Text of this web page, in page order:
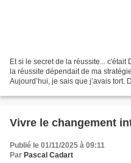
Et si le secret de la réussite... c'était
la réussite dépendait de ma
Aujourd’hui, je sais que j’avais tort.
Vivre le changement
Publié le 01/11/2025 à 09:11
Par Pascal Cadart